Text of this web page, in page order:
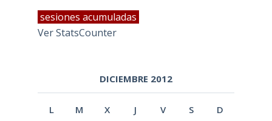
sesiones acumuladas
Ver StatsCounter
DICIEMBRE 2012
L M X J V S D